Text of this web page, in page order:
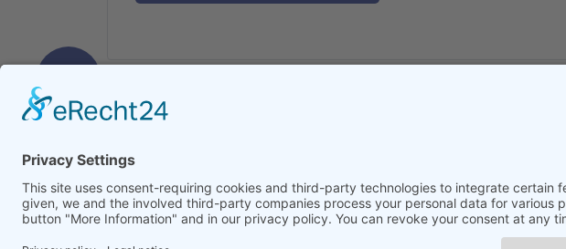
Impressum |
© 2025 SHP